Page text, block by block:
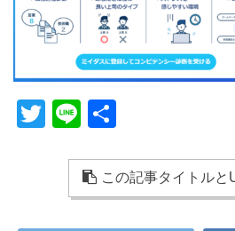
T
er
Li
e この記事タイトルと